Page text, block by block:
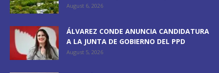
August 6, 2026
ÁLVAREZ CONDE ANUNCIA CANDIDATURA
A LA JUNTA DE GOBIERNO DEL PPD
August 5, 2026